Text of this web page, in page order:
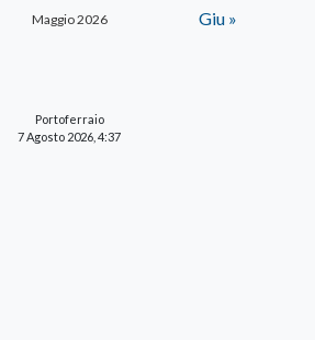
Maggio 2026 Giu »
Portoferraio
7 Agosto 2026, 4:37